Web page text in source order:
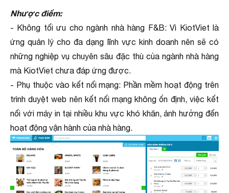
Nhược điểm:
- Không tối ưu cho ngành nhà hàng F&B: Vì KiotViet là
ứng quản lý cho đa dạng lĩnh vực kinh doanh nên sẽ có
những nghiệp vụ chuyên sâu đặc thù của ngành nhà hàng
mà KiotViet chưa đáp ứng được.
- Phụ thuộc vào kết nối mạng: Phần mềm hoạt động trên
trình duyệt web nên kết nối mạng không ổn định, việc kết
nối với máy in tại nhiều khu vực khó khăn, ảnh hưởng đến
hoạt động vận hành của nhà hàng.